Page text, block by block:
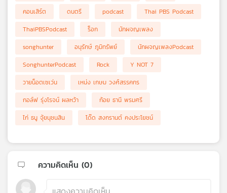
คอนเสิร์ต
ดนตรี podcast
Thai PBS Podcast
ThaiPBSPodcast
ร็อก
นักผจญเพลง
songhunter
อนุรักษ์ ภูมิทรัพย์
นักผจญเพลงPodcast
SonghunterPodcast
Rock
Y NOT 7
วายน็อตเซเว่น
เหน่ง เกษม วงศ์สรรคกร
กอล์ฟ รุ่งโรจน์ ผลหว้า
ก้อย ธานี พรมศรี
ไก่ ธนู จุ้ยนุชนสิน
โด๊ด สงกรานต์ คงประโยชน์
ความคิดเห็น (0)